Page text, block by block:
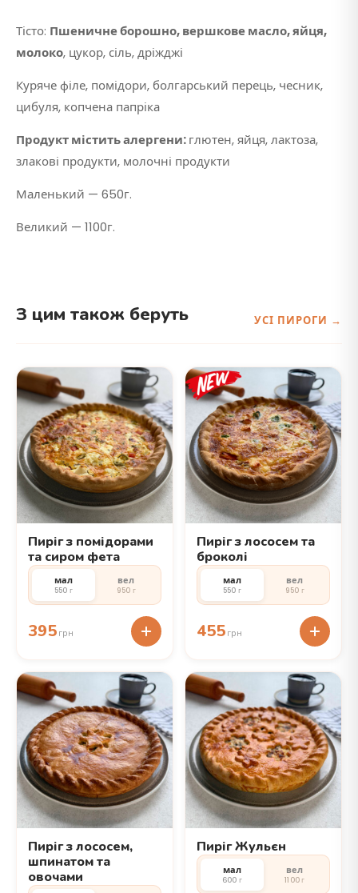
Тісто: Пшеничне борошно, вершкове масло, яйця,
молоко, цукор, сіль, дріжджі
Куряче філе, помідори, болгарський перець, чесник,
цибуля, копчена папріка
Продукт містить алергени:глютен, яйця, лактоза,
злакові продукти, молочні продукти
Маленький — 650г.
Великий — 1100г.
З цим також беруть УСІ ПИРОГИ →
Пиріг з помідорами
та сиром фета
мал
550 г
вел
950 г
395 грн
Пиріг з лососем та
броколі
мал
550 г
вел
950 г
455 грн
Пиріг з лососем,
шпинатом та
овочами
Пиріг Жульєн
мал
600 г
вел
1100 г